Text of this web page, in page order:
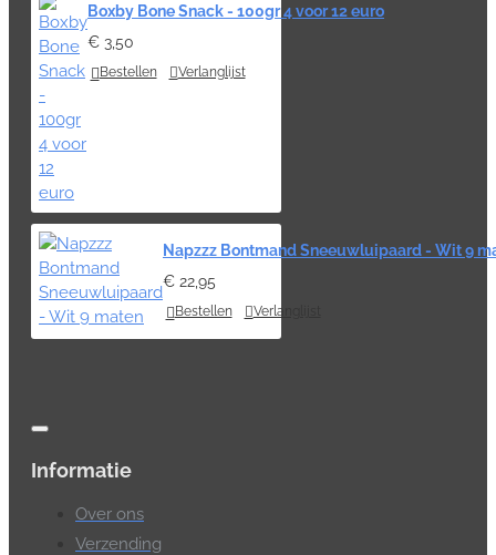
Boxby Bone Snack - 100gr 4 voor 12 euro
€ 3,50
Bestellen Verlanglijst
Napzzz Bontmand Sneeuwluipaard - Wit 9
€ 22,95
Bestellen Verlanglijst
Informatie
Over ons
Verzending